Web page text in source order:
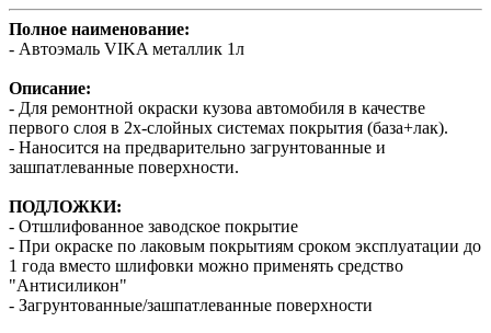
Полное наименование:
- Автоэмаль VIKA металлик 1л
Описание:
- Для ремонтной окраски кузова автомобиля в качестве
первого слоя в 2х-слойных системах покрытия (база+лак).
- Наносится на предварительно загрунтованные и
зашпатлеванные поверхности.
ПОДЛОЖКИ:
- Отшлифованное заводское покрытие
- При окраске по лаковым покрытиям сроком эксплуатации до
1 года вместо шлифовки можно применять средство
"Антисиликон"
- Загрунтованные/зашпатлеванные поверхности